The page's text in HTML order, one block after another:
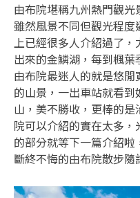
由布院堪稱九州熱門觀光
雖然風景不同但觀光程
上已經很多人介紹過了
出來的金鱗湖，每到楓
由布院最迷人的就是悠
的山景，一出車站就看
山，美不勝收，更棒的
院可以介紹的實在太多
的部分就等下一篇介紹
斷終不悔的由布院散步隨